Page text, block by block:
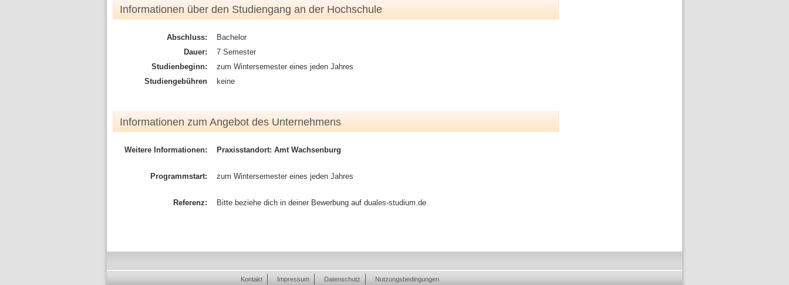
Informationen über den Studiengang an der Hochschule
Abschluss:
Bachelor
Dauer:
7 Semester
Studienbeginn:
zum Wintersemester eines jeden Jahres
Studiengebühren
keine
Informationen zum Angebot des Unternehmens
Weitere Informationen: Praxisstandort: Amt Wachsenburg
Programmstart: zum Wintersemester eines jeden Jahres
Referenz: Bitte beziehe dich in deiner Bewerbung auf duales-studium.de
Kontakt Impressum Datenschutz Nutzungsbedingungen